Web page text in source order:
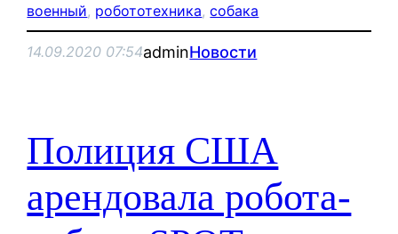
военный, робототехника, собака
14.09.2020 07:54adminНовости
Полиция США
арендовала робота-